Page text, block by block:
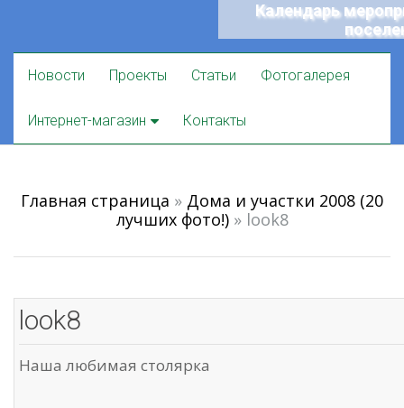
Календарь
Новости Проекты Статьи Фотогалерея
Интернет-магазин Контакты
Главная страница » Дома и участки 2008 (20
лучших фото!)» look8
look8
Наша любимая столярка